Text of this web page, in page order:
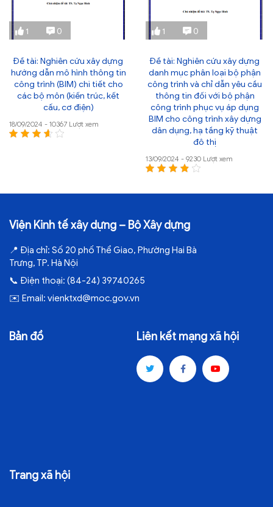
1 0
Đề tài: Nghiên cứu xây dựng
hướng dẫn mô hình thông tin
công trình (BIM) chi tiết cho
các bộ môn (kiến trúc, kết
cấu, cơ điện)
18/09/2024 - 10367 Lượt xem
1 0
Đề tài: Nghiên cứu xây dựng
danh mục phân loại bộ phận
công trình và chỉ dẫn yêu cầu
thông tin đối với bộ phận
công trình phục vụ áp dụng
BIM cho công trình xây dựng
dân dụng, hạ tầng kỹ thuật
đô thị
13/09/2024 - 9230 Lượt xem
Viện Kinh tế xây dựng – Bộ Xây dựng
📍 Địa chỉ: Số 20 phố Thể Giao, Phường Hai Bà
Trưng, TP. Hà Nội
📞 Điện thoại: (84-24) 39740265
✉️ Email: vienktxd@moc.gov.vn
Bản đồ Liên kết mạng xã hội
Trang xã hội